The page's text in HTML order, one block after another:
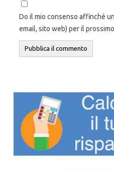
Do il mio consenso affinché
email, sito web) per il